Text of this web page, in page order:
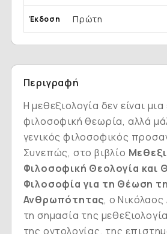
Έκδοση Πρώτη
Περιγραφή
Η μεθεξιολογία δεν είναι
φιλοσοφική θεωρία, αλλά
γενικός φιλοσοφικός
Συνεπώς, στο βιβλίο
Φιλοσοφική Θεολογία και
Φιλοσοφία για τη Θέωση
Ανθρωπότητας, ο
τη σημασία της
της οντολογίας, της